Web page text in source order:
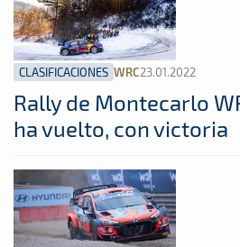
CLASIFICACIONES WRC23.01.2022
Rally de Montecarlo
ha vuelto, con victoria